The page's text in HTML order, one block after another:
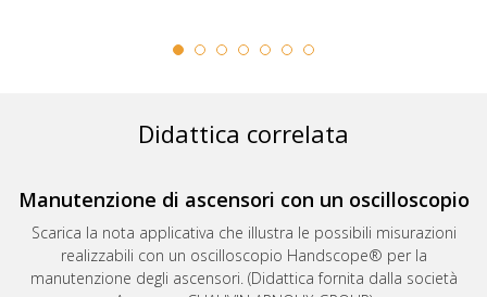
Didattica correlata
Manutenzione di ascensori con un oscilloscopio
Scarica la nota applicativa che illustra le possibili misurazioni
realizzabili con un oscilloscopio Handscope® per la
manutenzione degli ascensori. (Didattica fornita dalla società